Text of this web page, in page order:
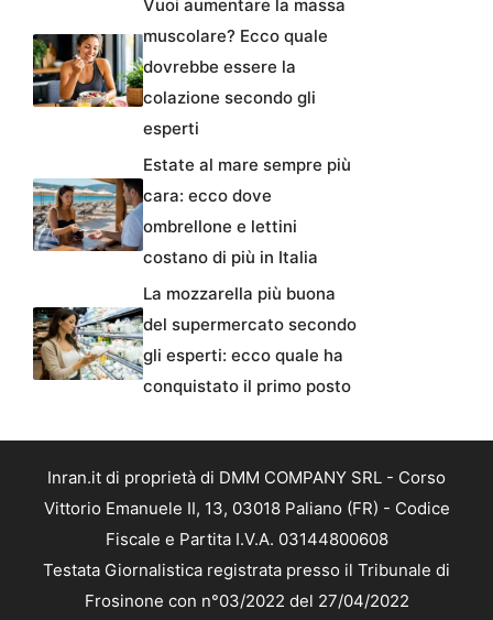
Vuoi aumentare la massa
muscolare? Ecco quale
dovrebbe essere la
colazione secondo gli
esperti
Estate al mare sempre più
cara: ecco dove
ombrellone e lettini
costano di più in Italia
La mozzarella più buona
del supermercato secondo
gli esperti: ecco quale ha
conquistato il primo posto
Inran.it di proprietà di DMM COMPANY SRL - Corso
Vittorio Emanuele II, 13, 03018 Paliano (FR) - Codice
Fiscale e Partita I.V.A. 03144800608
Testata Giornalistica registrata presso il Tribunale di
Frosinone con n°03/2022 del 27/04/2022